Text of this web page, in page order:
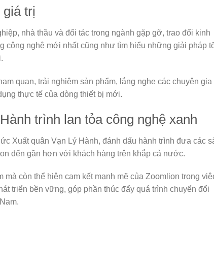
giá trị
nhà thầu và đối tác trong ngành gặp gỡ, trao đổi kinh
công nghệ mới nhất cũng như tìm hiểu những giải pháp
quan, trải nghiệm sản phẩm, lắng nghe các chuyên gia
thực tế của dòng thiết bị mới.
trình lan tỏa công nghệ xanh
Xuất quân Vạn Lý Hành, đánh dấu hành trình đưa các
đến gần hơn với khách hàng trên khắp cả nước.
còn thể hiện cam kết mạnh mẽ của Zoomlion trong
triển bền vững, góp phần thúc đẩy quá trình chuyển đổi